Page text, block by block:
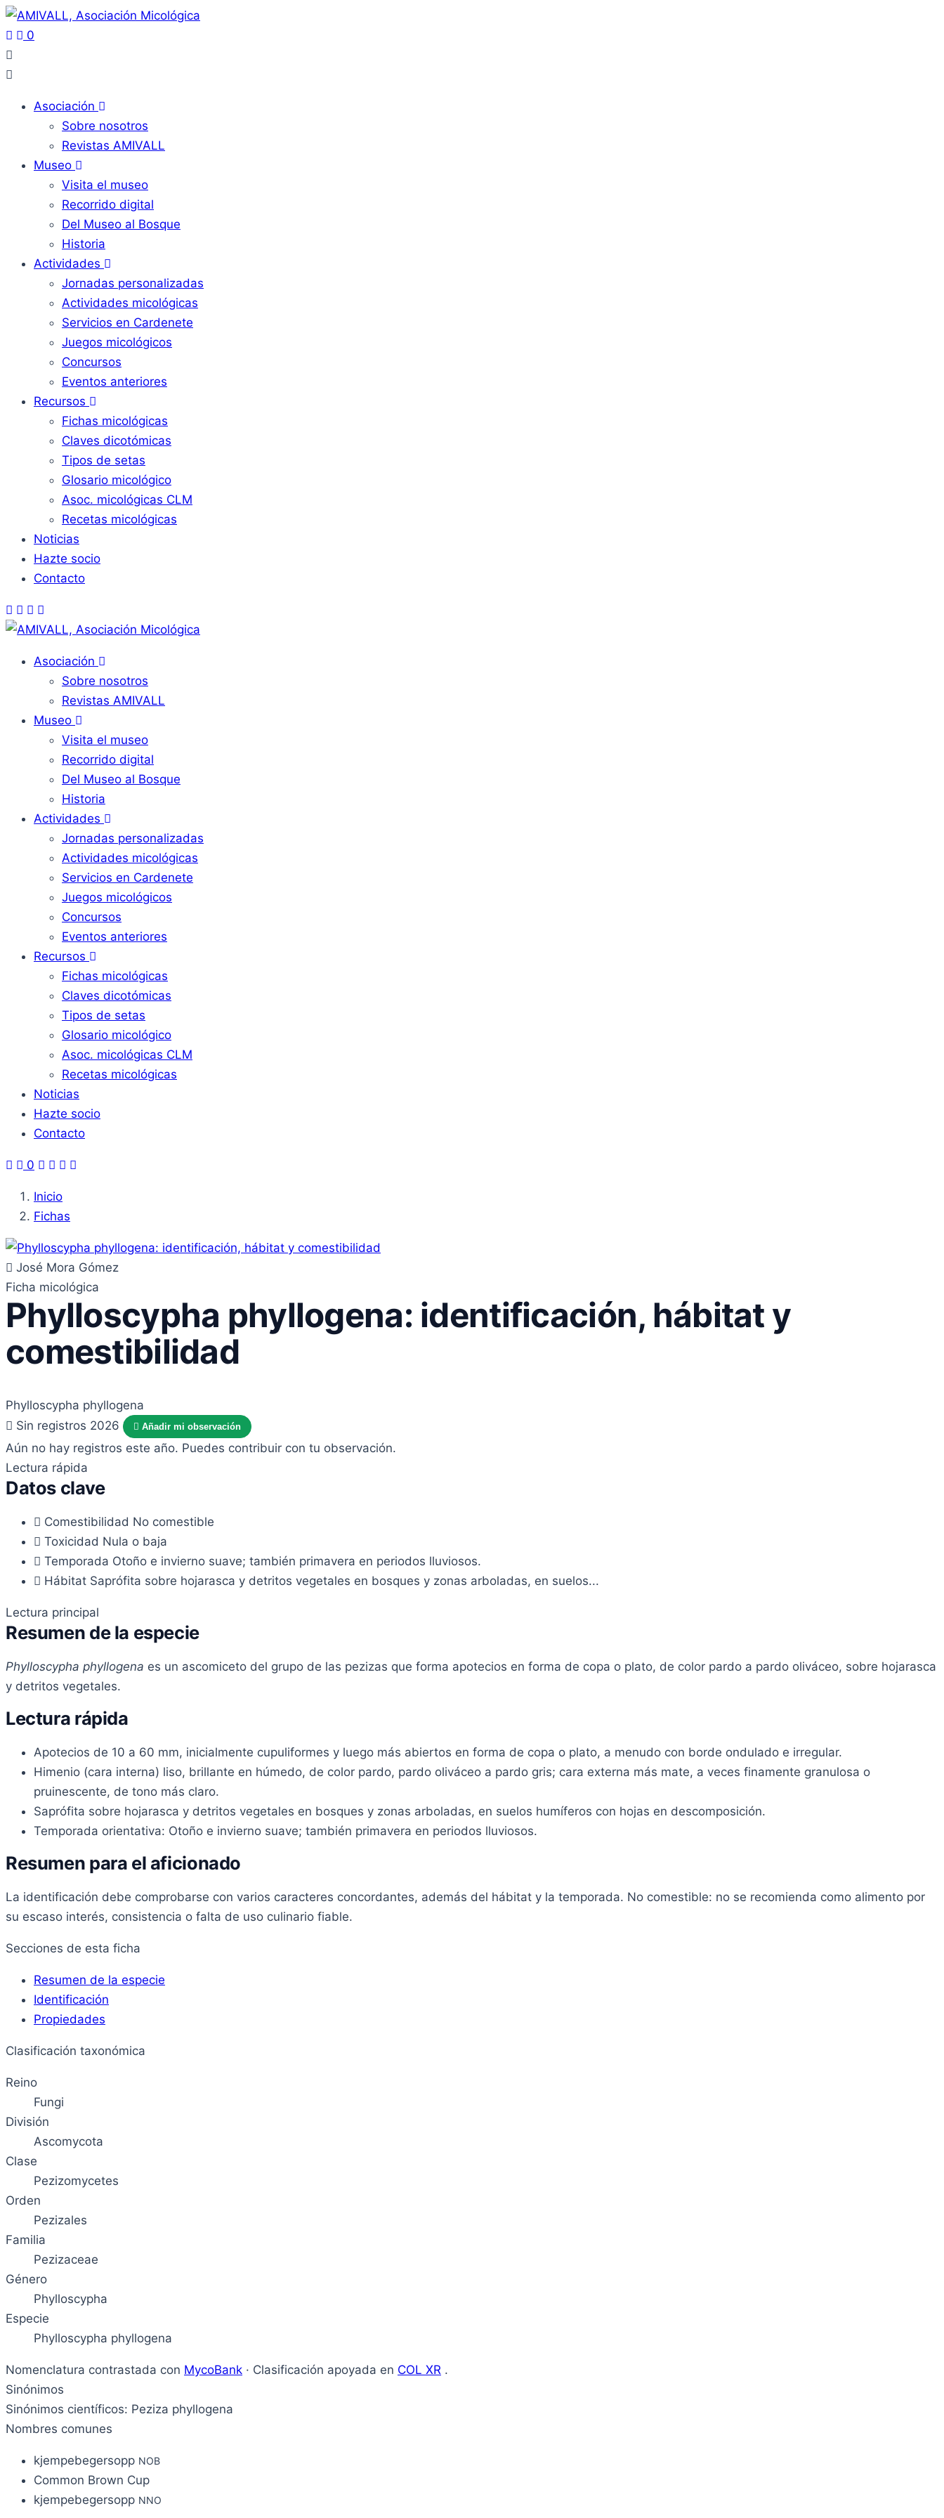
0
Asociación
Sobre nosotros
Revistas AMIVALL
Museo
Visita el museo
Recorrido digital
Del Museo al Bosque
Historia
Actividades
Jornadas personalizadas
Actividades micológicas
Servicios en Cardenete
Juegos micológicos
Concursos
Eventos anteriores
Recursos
Fichas micológicas
Claves dicotómicas
Tipos de setas
Glosario micológico
Asoc. micológicas CLM
Recetas micológicas
Noticias
Hazte socio
Contacto
Asociación
Sobre nosotros
Revistas AMIVALL
Museo
Visita el museo
Recorrido digital
Del Museo al Bosque
Historia
Actividades
Jornadas personalizadas
Actividades micológicas
Servicios en Cardenete
Juegos micológicos
Concursos
Eventos anteriores
Recursos
Fichas micológicas
Claves dicotómicas
Tipos de setas
Glosario micológico
Asoc. micológicas CLM
Recetas micológicas
Noticias
Hazte socio
Contacto
0
Inicio
Fichas
José Mora Gómez
Ficha micológica
Phylloscypha phyllogena: identificación, hábitat y
comestibilidad
Phylloscypha phyllogena
Sin registros 2026
Añadir mi observación
Aún no hay registros este año. Puedes contribuir con tu observación.
Lectura rápida
Datos clave
Comestibilidad No comestible
Toxicidad Nula o baja
Temporada Otoño e invierno suave; también primavera en periodos lluviosos.
Hábitat Saprófita sobre hojarasca y detritos vegetales en bosques y zonas arboladas, en suelos...
Lectura principal
Resumen de la especie
Phylloscypha phyllogena es un ascomiceto del grupo de las pezizas que forma apotecios en forma de copa o plato, de color pardo a pardo oliváceo, sobre hojarasca
y detritos vegetales.
Lectura rápida
Apotecios de 10 a 60 mm, inicialmente cupuliformes y luego más abiertos en forma de copa o plato, a menudo con borde ondulado e irregular.
Himenio (cara interna) liso, brillante en húmedo, de color pardo, pardo oliváceo a pardo gris; cara externa más mate, a veces finamente granulosa o
pruinescente, de tono más claro.
Saprófita sobre hojarasca y detritos vegetales en bosques y zonas arboladas, en suelos humíferos con hojas en descomposición.
Temporada orientativa: Otoño e invierno suave; también primavera en periodos lluviosos.
Resumen para el aficionado
La identificación debe comprobarse con varios caracteres concordantes, además del hábitat y la temporada. No comestible: no se recomienda como alimento por
su escaso interés, consistencia o falta de uso culinario fiable.
Secciones de esta ficha
Resumen de la especie
Identificación
Propiedades
Clasificación taxonómica
Reino
Fungi
División
Ascomycota
Clase
Pezizomycetes
Orden
Pezizales
Familia
Pezizaceae
Género
Phylloscypha
Especie
Phylloscypha phyllogena
Nomenclatura contrastada con MycoBank · Clasificación apoyada en COL XR .
Sinónimos
Sinónimos científicos: Peziza phyllogena
Nombres comunes
kjempebegersopp NOB
Common Brown Cup
kjempebegersopp NNO